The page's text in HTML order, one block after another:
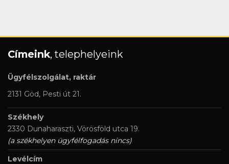
Címeink, telephelyeink
Ügyfélszolgálat, raktár
2131 Göd, Pesti út 21.
Székhely
2330 Dunaharaszti, Vörösföld utca 19.
(a székhelyen ügyfélfogadás nincs)
Levélcím